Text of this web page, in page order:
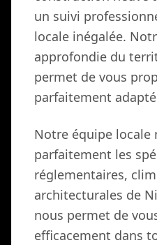
un suivi
locale inégalée.
approfondie du
permet de vous
parfaitement
Notre équipe locale
parfaitement les
réglementaires,
architecturales de
nous permet de
efficacement dans